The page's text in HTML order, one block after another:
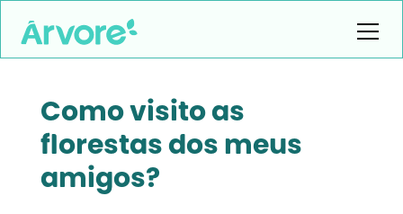
Como visito as
florestas dos meus
amigos?